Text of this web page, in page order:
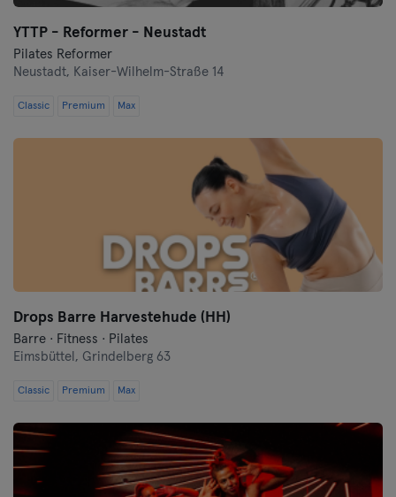
YTTP - Reformer - Neustadt
Pilates Reformer
Neustadt, Kaiser-Wilhelm-Straße 14
Classic Premium Max
Drops Barre Harvestehude (HH)
Barre · Fitness · Pilates
Eimsbüttel, Grindelberg 63
Classic Premium Max
Oberhausen
Passau
Reutlingen
Rostock
Saarbrücken
Saarlouis
Siegen
Straubing